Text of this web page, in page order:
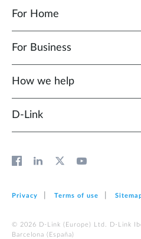
For Home
For Business
How we help
D‑Link
Privacy Terms of use
© 2026 D‑Link (Europe) Ltd. D-Link
Barcelona (España)